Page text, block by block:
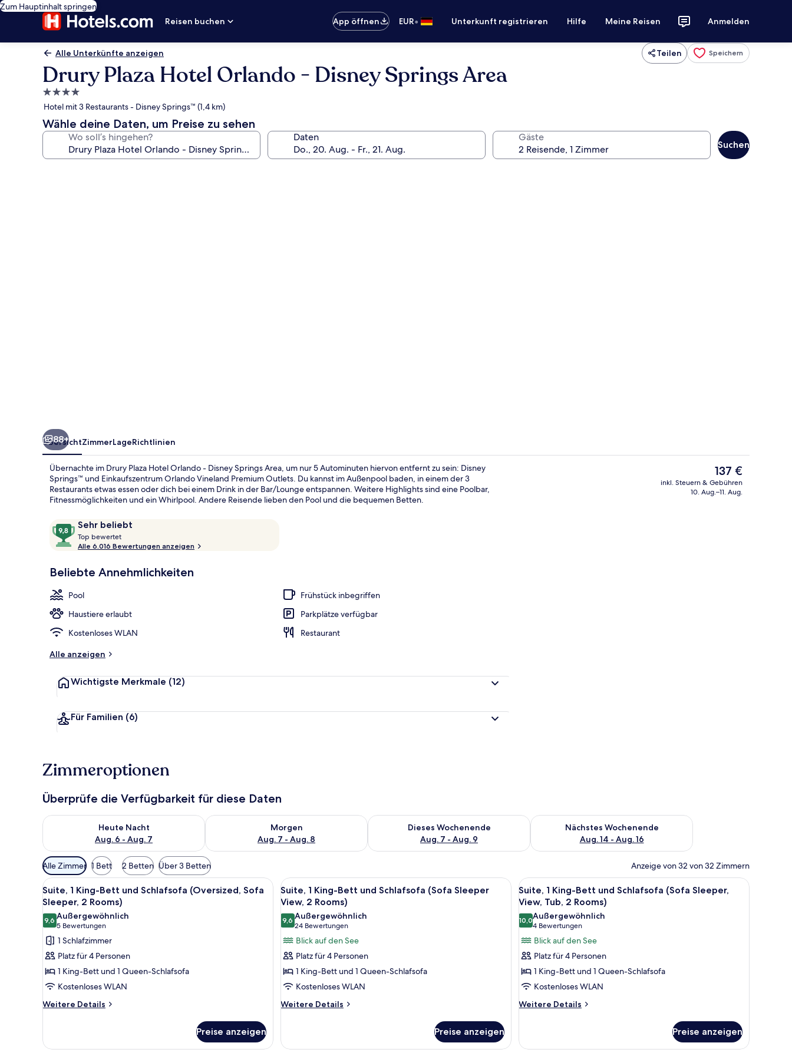
Zum Hauptinhalt springen
Reisen buchen
App öffnen EUR• Unterkunft registrieren Hilfe Meine Reisen Anmelden
Alle Unterkünfte anzeigen Teilen Speichern
Drury Plaza Hotel Orlando - Disney Springs Area
4.0-
Sterne-
Unterkunft
Hotel mit 3 Restaurants - Disney Springs™ (1,4 km)
Wähle deine Daten, um Preise zu sehen
Wo soll’s hingehen? Daten Gäste
Suchen
88+
ÜbersichtZimmerLageRichtlinien
Übernachte im Drury Plaza Hotel Orlando - Disney Springs Area, um nur 5 Autominuten hiervon entfernt zu sein: Disney
Springs™ und Einkaufszentrum Orlando Vineland Premium Outlets. Du kannst im Außenpool baden, in einem der 3
Restaurants etwas essen oder dich bei einem Drink in der Bar/Lounge entspannen. Weitere Highlights sind eine Poolbar,
Fitnessmöglichkeiten und ein Whirlpool. Andere Reisende lieben den Pool und die bequemen Betten.
Bewertungen
Sehr beliebt
9,8
von
10,
beliebt
Top bewertet
o
b
e
r
t
Alle 6.016 Bewertungen anzeigen
Beliebte Annehmlichkeiten
Pool
Frühstück inbegriffen
Haustiere erlaubt
Parkplätze verfügbar
Kostenloses WLAN
Restaurant
Alle anzeigen
Wichtigste Merkmale (12)
Für Familien (6)
Der
aktuelle
Preis
137 €
inkl. Steuern & Gebühren
10. Aug.–11. Aug.
Zimmeroptionen
Überprüfe die Verfügbarkeit für diese Daten
Heute Nacht
Aug. 6 - Aug. 7
Überprüfe die Verfügbarkeit für heute Nacht, Aug. 6 - Aug. 7.
Morgen
Aug. 7 - Aug. 8
Überprüfe die Verfügbarkeit für morgen, Aug. 7 - Aug. 8.
Dieses Wochenende
Aug. 7 - Aug. 9
Überprüfe die Verfügbarkeit für dieses Wochenende, Aug. 7 - Aug. 9.
Nächstes Wochenende
Aug. 14 - Aug. 16
Überprüfe die Verfügbarkeit für nächstes Wochenende, Aug.
Verfügbare
Filter
für
Zimmer
Alle Zimmer 1 Bett 2 Betten Über 3 Betten Anzeige von 32 von 32 Zimmern
Alle
Fotos
für
Suite,
1 King-
Bett
und
Schlafsofa
(Oversized,
Sofa
Rooms)
Ein Hotelzimmer mit einem großen Bett, einem Fernseher, einem Schreibtisch und Blick auf den Himmel durch die Fenster.
12
Suite, 1 King-Bett und Schlafsofa (Oversized, Sofa
Sleeper, 2 Rooms)
9,69,6 von 10
Außergewöhnlich
5 Bewertungen
(5
Bewertungen)
1 Schlafzimmer
Platz für 4 Personen
1 King-Bett und 1 Queen-Schlafsofa
Kostenloses WLAN
Weitere Details
Weitere
1 King-
Preise anzeigen
Alle
Fotos
für
Suite,
1 King-
Bett
und
Schlafsofa
(Sofa
Sleeper
Rooms)
Ein Hotelzimmer mit einem großen Bett, einem Schreibtisch, einem Sessel, einem Fernseher und einem Fenster
4
Suite, 1 King-Bett und Schlafsofa (Sofa Sleeper
View, 2 Rooms)
9,69,6 von 10
Außergewöhnlich
24 Bewertungen
(24
Bewertungen)
Blick auf den See
Platz für 4 Personen
1 King-Bett und 1 Queen-Schlafsofa
Kostenloses WLAN
Weitere Details
Weitere
1 King-
Preise anzeigen
Alle
Fotos
für
Suite,
1 King-
Bett
und
Schlafsofa
(Sofa
Sleeper,
2
Ein Hotelzimmer mit einem großen Bett,
4
Suite, 1 King-Bett und Schlafsofa (Sofa Sleeper,
View, Tub, 2 Rooms)
10,010,0 von 10
Außergewöhnlich
4 Bewertungen
(4
Bewertungen)
Blick auf den See
Platz für 4 Personen
1 King-Bett und 1 Queen-Schlafsofa
Kostenloses WLAN
Weitere Details
Weitere
1 King-
Preise anzeigen